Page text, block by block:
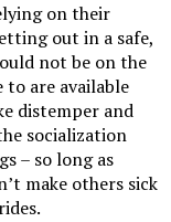
on their
out in a safe,
not be on the
to are available
distemper and
socialization
– so long as
make others sick